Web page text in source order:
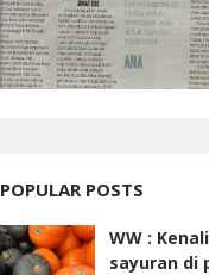
POPULAR POSTS
WW :
sayuran di